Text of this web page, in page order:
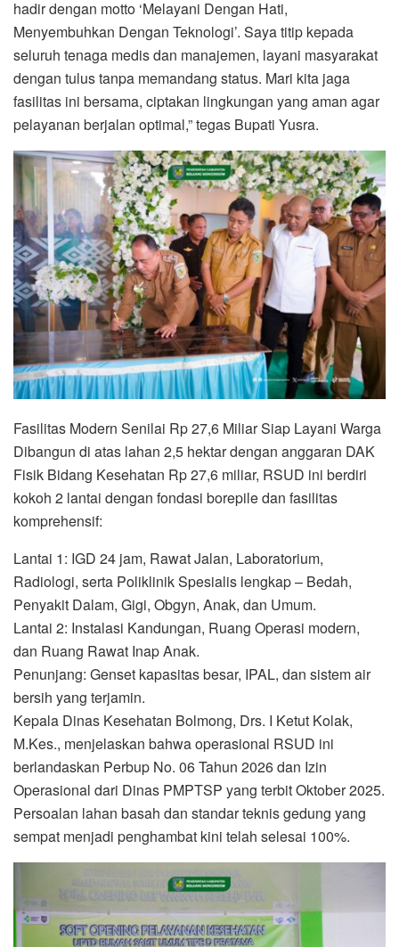
hadir dengan motto ‘Melayani Dengan Hati,
Menyembuhkan Dengan Teknologi’. Saya titip kepada
seluruh tenaga medis dan manajemen, layani masyarakat
dengan tulus tanpa memandang status. Mari kita jaga
fasilitas ini bersama, ciptakan lingkungan yang aman agar
pelayanan berjalan optimal,” tegas Bupati Yusra.
Fasilitas Modern Senilai Rp 27,6 Miliar Siap Layani Warga
Dibangun di atas lahan 2,5 hektar dengan anggaran DAK
Fisik Bidang Kesehatan Rp 27,6 miliar, RSUD ini berdiri
kokoh 2 lantai dengan fondasi borepile dan fasilitas
komprehensif:
Lantai 1: IGD 24 jam, Rawat Jalan, Laboratorium,
Radiologi, serta Poliklinik Spesialis lengkap – Bedah,
Penyakit Dalam, Gigi, Obgyn, Anak, dan Umum.
Lantai 2: Instalasi Kandungan, Ruang Operasi modern,
dan Ruang Rawat Inap Anak.
Penunjang: Genset kapasitas besar, IPAL, dan sistem air
bersih yang terjamin.
Kepala Dinas Kesehatan Bolmong, Drs. I Ketut Kolak,
M.Kes., menjelaskan bahwa operasional RSUD ini
berlandaskan Perbup No. 06 Tahun 2026 dan Izin
Operasional dari Dinas PMPTSP yang terbit Oktober 2025.
Persoalan lahan basah dan standar teknis gedung yang
sempat menjadi penghambat kini telah selesai 100%.